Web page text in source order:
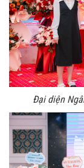
Đại diện